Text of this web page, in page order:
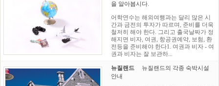
을 알아봅시다.
어학연수는 해외여행과는 달리 많은 시
간과 금전의 투자가 따르며, 준비를 더욱
철저히 해야 한다. 그리고 출국날짜가 정
해지면 비자, 여권, 항공권예약, 보험, 환
전등을 준비해야 한다1. 여권과 비자 - 여
권과 비자는 잘 보관하...
뉴질랜드
뉴질랜드의 각종 숙박시설
안내